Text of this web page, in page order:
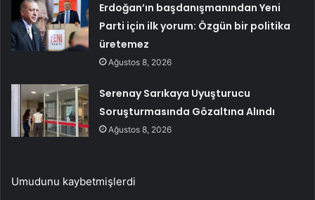
Erdoğan’ın başdanışmanından Yeni
Parti için ilk yorum: Özgün bir politika
üretemez
Ağustos 8, 2026
Serenay Sarıkaya Uyuşturucu
Soruşturmasında Gözaltına Alındı
Ağustos 8, 2026
Umudunu kaybetmişlerdi